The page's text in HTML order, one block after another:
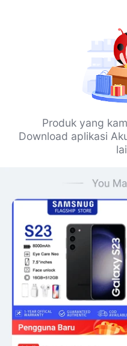
Produk yang
Download aplikasi